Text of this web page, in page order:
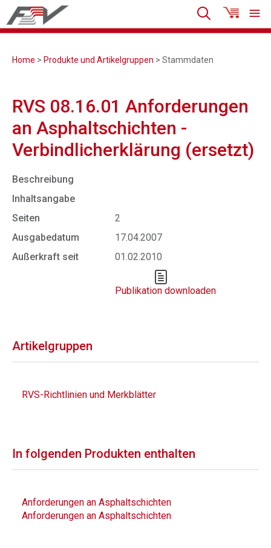
Home > Produkte und Artikelgruppen > Stammdaten
RVS 08.16.01 Anforderungen
an Asphaltschichten -
Verbindlicherklärung (ersetzt)
Beschreibung
Inhaltsangabe
Seiten
2
Ausgabedatum
17.04.2007
Außerkraft seit
01.02.2010
Publikation downloaden
Artikelgruppen
RVS-Richtlinien und Merkblätter
In folgenden Produkten enthalten
Anforderungen an Asphaltschichten
Anforderungen an Asphaltschichten